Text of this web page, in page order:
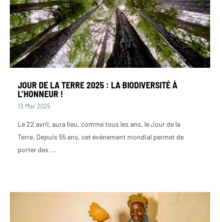
JOUR DE LA TERRE 2025 : LA BIODIVERSITÉ À
L’HONNEUR !
13 Mar 2025
Le 22 avril, aura lieu, comme tous les ans, le Jour de la
Terre. Depuis 55 ans, cet événement mondial permet de
porter des ...